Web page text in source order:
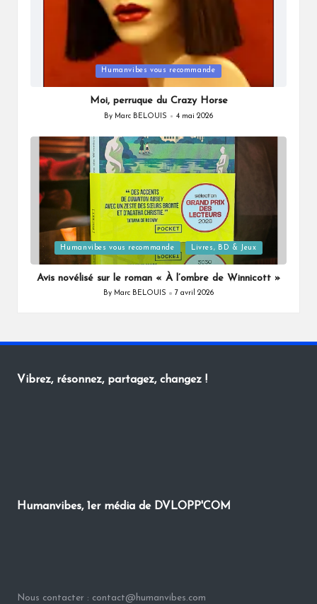
in
Humanvibes vous recommande
Moi, perruque du Crazy Horse
Posted
By Marc BELOUIS 4 mai 2026
Posted
in
Humanvibes vous recommande Livres, BD & Jeux
Avis novélisé sur le roman « À l’ombre de Winnicott »
Posted
By Marc BELOUIS 7 avril 2026
Vibrez, résonnez, partagez, changez !
Humanvibes, 1er média de DVLOPP'COM
Nous contacter : contact@humanvibes.com